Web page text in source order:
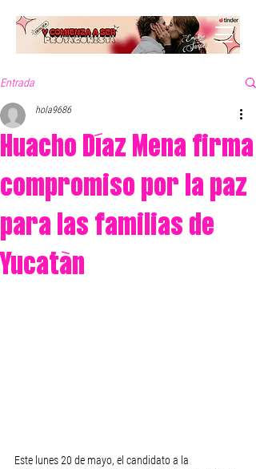
Entrada
Huacho Díaz Mena firma
compromiso por la paz
para las familias de
Yucatàn
hola9686
Este lunes 20 de mayo, el candidato a la